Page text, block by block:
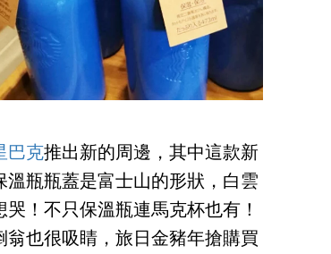
巴克推出新的周邊，其中這款新
瓶瓶蓋是富士山的形狀，白雲
！不只保溫瓶連馬克杯也有！
也很吸睛，旅日金豬年搶購買